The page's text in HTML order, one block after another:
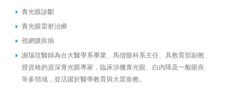
青光眼診斷
青光眼雷射治療
視網膜疾病
謝瑞玟醫師為台大醫學系畢業、馬偕眼科系主任、具教育部副教
授資格的資深青光眼專家，臨床涉獵青光眼、白內障及一般眼疾
等多領域，並活躍於醫學教育與大眾衛教。